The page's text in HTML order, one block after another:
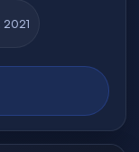
2021